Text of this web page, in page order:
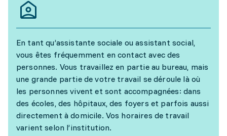
En tant qu’assistante sociale ou assistant social,
vous êtes fréquemment en contact avec des
personnes. Vous travaillez en partie au bureau, mais
une grande partie de votre travail se déroule là où
les personnes vivent et sont accompagnées: dans
des écoles, des hôpitaux, des foyers et parfois aussi
directement à domicile. Vos horaires de travail
varient selon l’institution.